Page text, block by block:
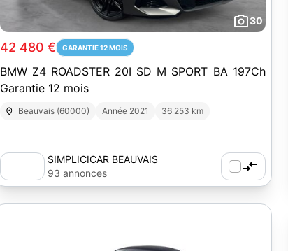
30
42 480 € GARANTIE 12 MOIS
BMW Z4 ROADSTER 20I SD M SPORT BA 197Ch
Garantie 12 mois
Beauvais (60000) Année 2021 36 253 km
SIMPLICICAR BEAUVAIS
93 annonces